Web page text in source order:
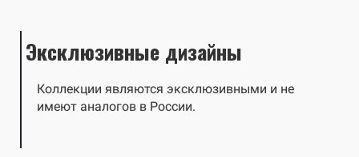
Эксклюзивные дизайны
Коллекции являются эксклюзивными и не
имеют аналогов в России.